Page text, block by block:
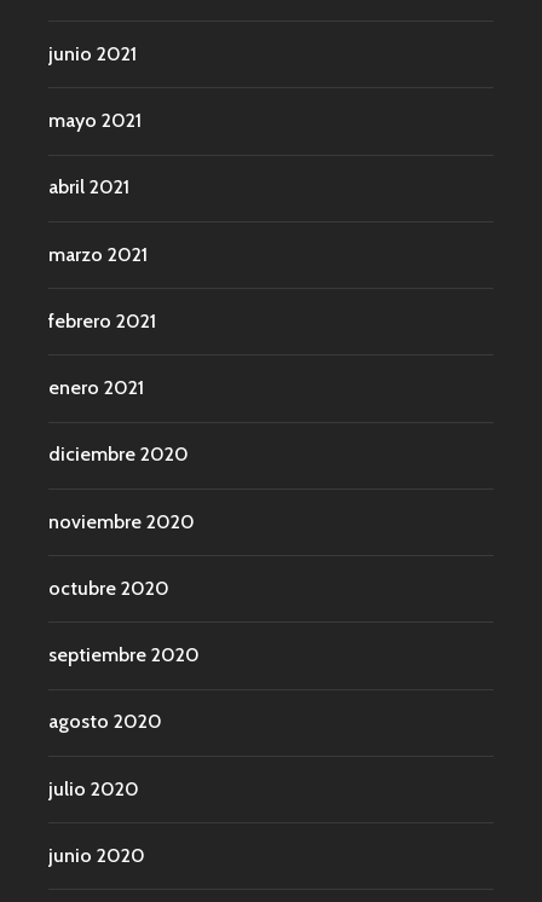
junio 2021
mayo 2021
abril 2021
marzo 2021
febrero 2021
enero 2021
diciembre 2020
noviembre 2020
octubre 2020
septiembre 2020
agosto 2020
julio 2020
junio 2020